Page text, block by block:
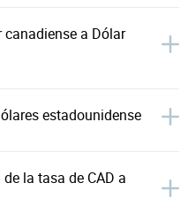
canadiense a Dólar
estadounidense
la tasa de CAD a